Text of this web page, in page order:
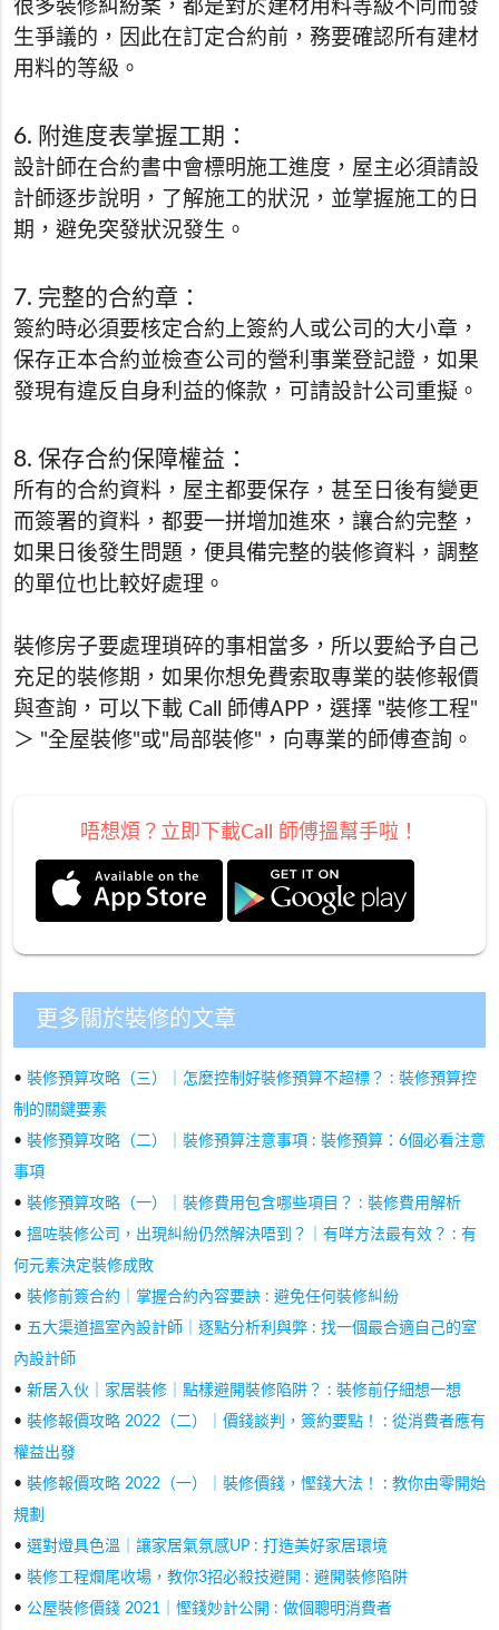
很多裝修糾紛案，都是對於建材用料等級不同而發
生爭議的，因此在訂定合約前，務要確認所有建材
用料的等級。
6. 附進度表掌握工期：
設計師在合約書中會標明施工進度，屋主必須請設
計師逐步說明，了解施工的狀況，並掌握施工的日
期，避免突發狀況發生。
7. 完整的合約章：
簽約時必須要核定合約上簽約人或公司的大小章，
保存正本合約並檢查公司的營利事業登記證，如果
發現有違反自身利益的條款，可請設計公司重擬。
8. 保存合約保障權益：
所有的合約資料，屋主都要保存，甚至日後有變更
而簽署的資料，都要一拼增加進來，讓合約完整，
如果日後發生問題，便具備完整的裝修資料，調整
的單位也比較好處理。
裝修房子要處理瑣碎的事相當多，所以要給予自己
充足的裝修期，如果你想免費索取專業的裝修報價
與查詢，可以下載 Call 師傅APP，選擇 "裝修工程"
＞ "全屋裝修"或"局部裝修"，向專業的師傅查詢。
唔想煩？立即下載Call 師傅搵幫手啦！
更多關於裝修的文章
• 裝修預算攻略（三）｜怎麼控制好裝修預算不超標？ : 裝修預算控
制的關鍵要素
• 裝修預算攻略（二）｜裝修預算注意事項 : 裝修預算：6個必看注意
事項
• 裝修預算攻略（一）｜裝修費用包含哪些項目？ : 裝修費用解析
• 搵咗裝修公司，出現糾紛仍然解決唔到？｜有咩方法最有效？ : 有
何元素決定裝修成敗
• 裝修前簽合約｜掌握合約內容要訣 : 避免任何裝修糾紛
• 五大渠道搵室內設計師｜逐點分析利與弊 : 找一個最合適自己的室
內設計師
• 新居入伙｜家居裝修｜點樣避開裝修陷阱？ : 裝修前仔細想一想
• 裝修報價攻略 2022（二）｜價錢談判，簽約要點！ : 從消費者應有
權益出發
• 裝修報價攻略 2022（一）｜裝修價錢，慳錢大法！ : 教你由零開始
規劃
• 選對燈具色溫｜讓家居氣氛感UP : 打造美好家居環境
• 裝修工程爛尾收場，教你3招必殺技避開 : 避開裝修陷阱
• 公屋裝修價錢 2021｜慳錢妙計公開 : 做個聰明消費者